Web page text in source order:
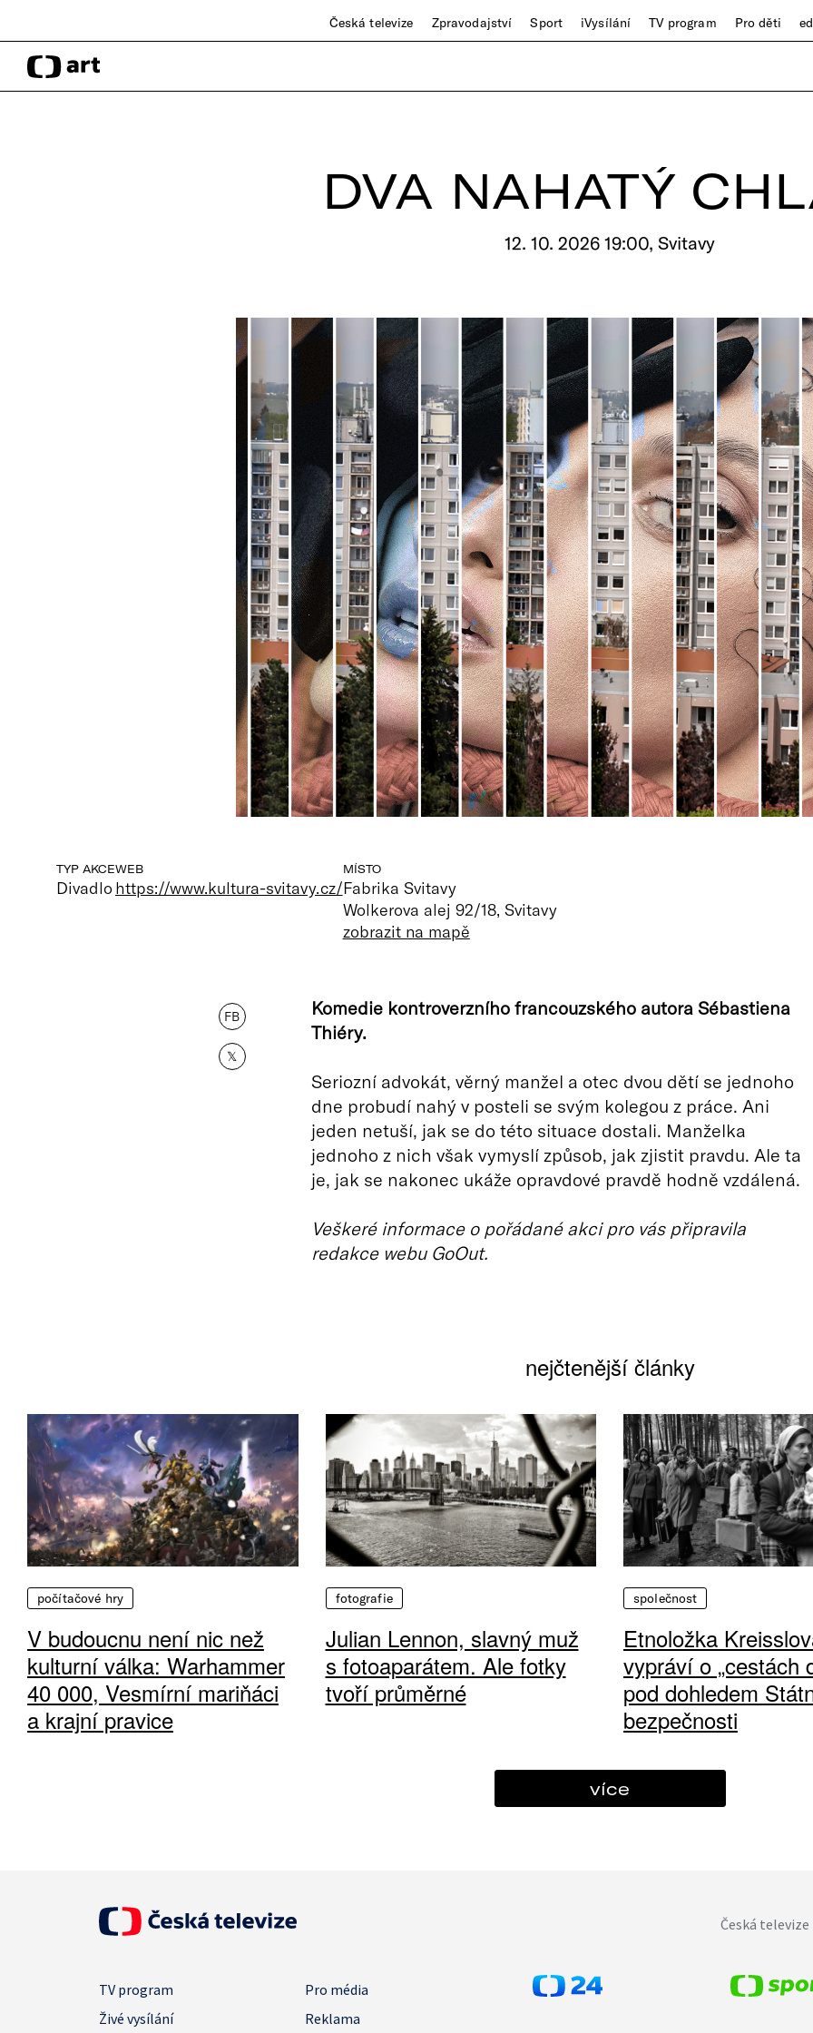
Česká televize Zpravodajství Sport iVysílání TV program Pro děti
DVA NAHATÝ
12. 10. 2026 19:00, Svitavy
TYP AKCE
Divadlo
WEB
https://www.kultura-svitavy.cz/
MÍSTO
Fabrika Svitavy
Wolkerova alej 92/18, Svitavy
zobrazit na mapě
FB
𝕏
Komedie kontroverzního francouzského autora Sébastiena
Thiéry.
Seriozní advokát, věrný manžel a otec dvou dětí se jednoho
dne probudí nahý v posteli se svým kolegou z práce. Ani
jeden netuší, jak se do této situace dostali. Manželka
jednoho z nich však vymyslí způsob, jak zjistit pravdu. Ale ta
je, jak se nakonec ukáže opravdové pravdě hodně vzdálená.
Veškeré informace o pořádané akci pro vás připravila
redakce webu GoOut.
nejčtenější články
počítačové hry
V budoucnu není nic než
kulturní válka: Warhammer
40 000, Vesmírní mariňáci
a krajní pravice
fotografie
Julian Lennon, slavný muž
s fotoaparátem. Ale fotky
tvoří průměrné
společnost
Etnoložka
vypráví o „cestách
pod dohledem
bezpečnosti
více
Česká
TV program
Pro média
Živé vysílání
Reklama